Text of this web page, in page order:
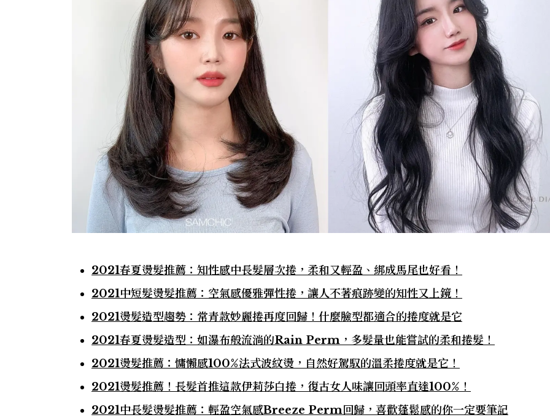
2021春夏燙髮推薦：知性感中長髮層次捲，柔和又輕盈、綁成馬尾也好看！
2021中短髮燙髮推薦：空氣感優雅彈性捲，讓人不著痕跡變的知性又上鏡！
2021燙髮造型趨勢：常青款妙麗捲再度回歸！什麼臉型都適合的捲度就是它
2021春夏燙髮造型：如瀑布般流淌的Rain Perm，多髮量也能嘗試的柔和捲髮！
2021燙髮推薦：慵懶感100%法式波紋燙，自然好駕馭的溫柔捲度就是它！
2021燙髮推薦！長髮首推這款伊莉莎白捲，復古女人味讓回頭率直達100%！
2021中長髮燙髮推薦：輕盈空氣感Breeze Perm回歸，喜歡蓬鬆感的你一定要筆記